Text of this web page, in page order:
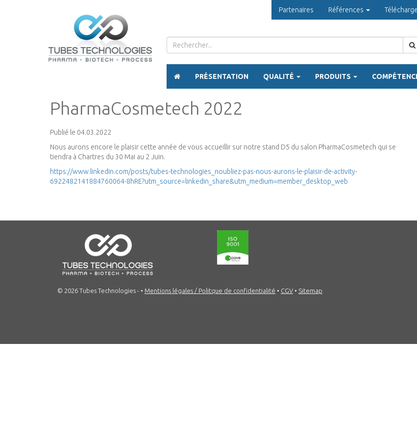
Partenaires Références
PRÉSENTATION QUALITÉ PRODUITS
PharmaCosmetech 2022
Publié le 04.03.2022
Nous aurons encore le plaisir cette année de vous accueillir sur notre stand D5 du salon PharmaCosmetech qui se
tiendra à Chartres du 30 Mai au 2 Juin.
https://www.linkedin.com/posts/tubes-technologies_noubliez-pas-nous-aurons-le-plaisir-de-activity-
6922482141884760064-8hRE?utm_source=linkedin_share&utm_medium=member_desktop_web
© 2026 Tubes Technologies - • Mentions légales / Politque de confidentialité • CGV • Sitemap